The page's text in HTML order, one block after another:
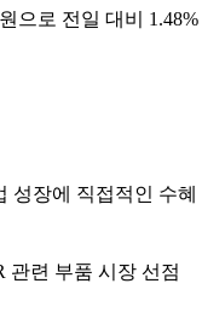
으로 전일 대비 1.48%
성장에 직접적인 수혜
관련 부품 시장 선점